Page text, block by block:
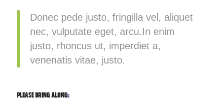
Donec pede justo, fringilla vel, aliquet
nec, vulputate eget, arcu.In enim
justo, rhoncus ut, imperdiet a,
venenatis vitae, justo.
PLEASE BRING ALONG: